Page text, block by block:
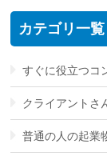
カテゴリ一覧
すぐに役立つコ
クライアントさ
普通の人の起業